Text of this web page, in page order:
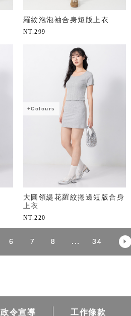
羅紋泡泡袖合身短版上衣
NT. 299
+Colours
大圓領緹花羅紋捲邊短版合身
上衣
NT. 220
6 7 8 ... 34
政令宣導 工作條款